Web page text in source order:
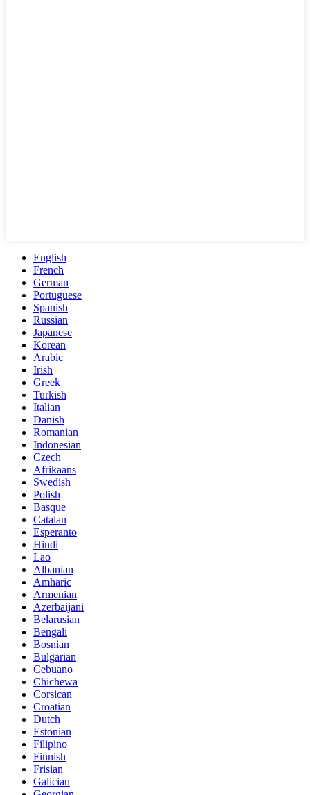
English
French
German
Portuguese
Spanish
Russian
Japanese
Korean
Arabic
Irish
Greek
Turkish
Italian
Danish
Romanian
Indonesian
Czech
Afrikaans
Swedish
Polish
Basque
Catalan
Esperanto
Hindi
Lao
Albanian
Amharic
Armenian
Azerbaijani
Belarusian
Bengali
Bosnian
Bulgarian
Cebuano
Chichewa
Corsican
Croatian
Dutch
Estonian
Filipino
Finnish
Frisian
Galician